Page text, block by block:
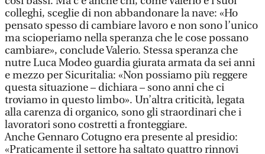
colleghi, sceglie di non abbandonare la nave: «Ho
pensato spesso di cambiare lavoro e non sono l’unico
ma scioperiamo nella speranza che le cose possano
cambiare», conclude Valerio. Stessa speranza che
nutre Luca Modeo guardia giurata armata da sei anni
e mezzo per Sicuritalia: «Non possiamo più reggere
questa situazione – dichiara – sono anni che ci
troviamo in questo limbo». Un’altra criticità, legata
alla carenza di organico, sono gli straordinari che i
lavoratori sono costretti a fronteggiare.
Anche Gennaro Cotugno era presente al presidio:
«Praticamente il settore ha saltato quattro rinnovi